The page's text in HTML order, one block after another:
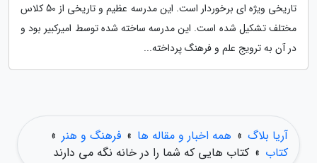
تاریخی ویژه ای برخوردار است. این مدرسه عظیم و تاریخی از 50 کلاس
مختلف تشکیل شده است. این مدرسه ساخته شده توسط امیرکبیر بود و
در آن به ترویج علم و فرهنگ پرداخته...
آریا بلاگ » همه اخبار و مقاله ها » فرهنگ و هنر »
کتاب » کتاب هایی که شما را در خانه نگه می دارند